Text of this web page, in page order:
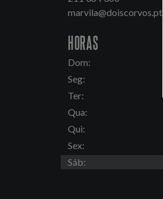
marvila@doiscorvos.pt
HORAS
Dom:
Seg:
Ter:
Qua:
Qui:
Sex:
Sáb: